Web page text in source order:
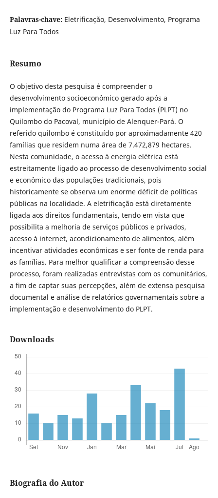
Palavras-chave: Eletrificação, Desenvolvimento, Programa
Luz Para Todos
Resumo
O objetivo desta pesquisa é compreender o
desenvolvimento socioeconômico gerado após a
implementação do Programa Luz Para Todos (PLPT) no
Quilombo do Pacoval, município de Alenquer-Pará. O
referido quilombo é constituído por aproximadamente 420
famílias que residem numa área de 7.472,879 hectares.
Nesta comunidade, o acesso à energia elétrica está
estreitamente ligado ao processo de desenvolvimento social
e econômico das populações tradicionais, pois
historicamente se observa um enorme déficit de políticas
públicas na localidade. A eletrificação está diretamente
ligada aos direitos fundamentais, tendo em vista que
possibilita a melhoria de serviços públicos e privados,
acesso à internet, acondicionamento de alimentos, além
incentivar atividades econômicas e ser fonte de renda para
as famílias. Para melhor qualificar a compreensão desse
processo, foram realizadas entrevistas com os comunitários,
a fim de captar suas percepções, além de extensa pesquisa
documental e análise de relatórios governamentais sobre a
implementação e desenvolvimento do PLPT.
Downloads
Biografia do Autor